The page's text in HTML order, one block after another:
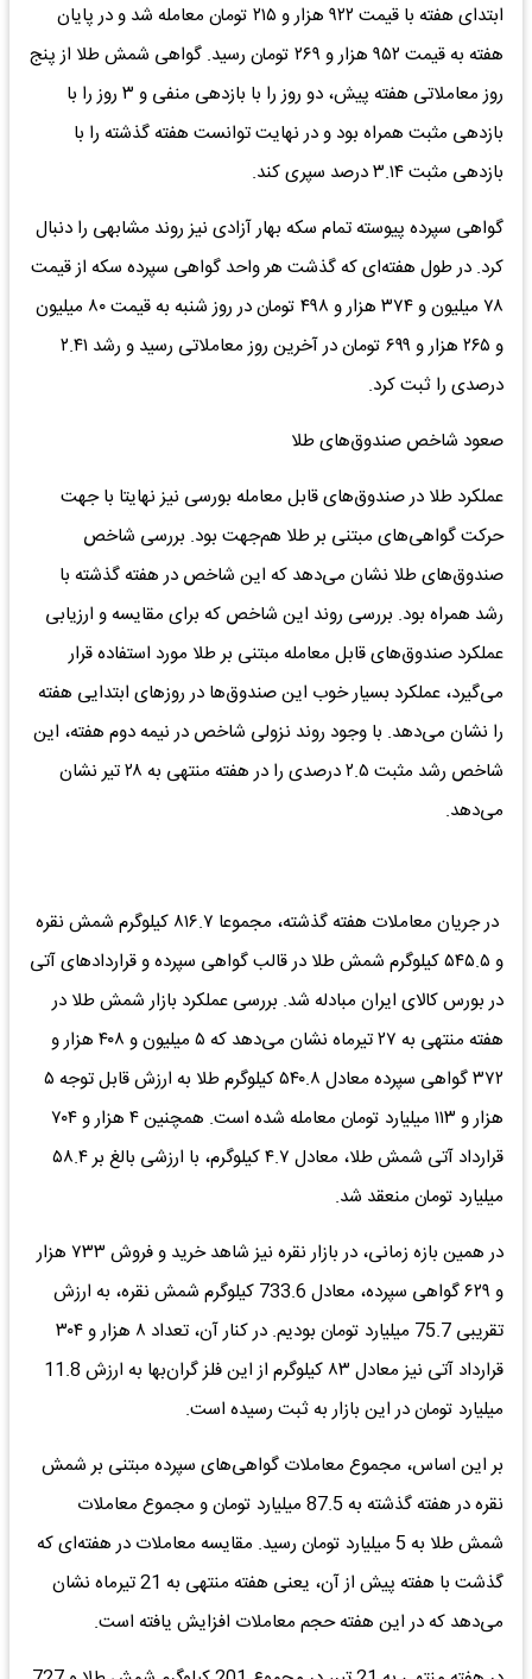
ابتدای هفته با قیمت ۹۲۲ هزار و ۲۱۵ تومان معامله شد و در پایان
هفته به قیمت ۹۵۲ هزار و ۲۶۹ تومان رسید. گواهی شمش طلا از پنج
روز معاملاتی هفته پیش، دو روز را با بازدهی منفی و ۳ روز را با
بازدهی مثبت همراه بود و در نهایت توانست هفته گذشته را با
بازدهی مثبت ۳.۱۴ درصد سپری کند.
گواهی سپرده پیوسته تمام سکه بهار آزادی نیز روند مشابهی را دنبال
کرد. در طول هفته‌‌‌ای که گذشت هر واحد گواهی سپرده سکه از قیمت
۷۸ میلیون و ۳۷۴ هزار و ۴۹۸ تومان در روز شنبه به قیمت ۸۰ میلیون
و ۲۶۵ هزار و ۶۹۹ تومان در آخرین روز معاملاتی رسید و رشد ۲.۴۱
درصدی را ثبت کرد.
صعود شاخص صندوق‌های طلا
عملکرد طلا در صندوق‌های قابل معامله بورسی نیز نهایتا با جهت
حرکت گواهی‌‌‌های مبتنی بر طلا هم‌‌‌جهت بود. بررسی شاخص‌‌‌
صندوق‌های طلا نشان می‌دهد که این شاخص در هفته گذشته با
رشد همراه بود. بررسی روند این شاخص که برای مقایسه و ارزیابی
عملکرد صندوق‌های قابل معامله مبتنی بر طلا مورد استفاده قرار
می‌گیرد، عملکرد بسیار خوب این صندوق‌ها در روزهای ابتدایی هفته
را نشان می‌دهد. با وجود روند نزولی شاخص در نیمه دوم هفته، این
شاخص رشد مثبت ۲.۵ درصدی را در هفته منتهی به ۲۸ تیر نشان
می‌دهد.
در جریان معاملات هفته گذشته، مجموعا ۸۱۶.۷ کیلوگرم شمش نقره
و ۵۴۵.۵ کیلوگرم شمش طلا در قالب گواهی سپرده و قراردادهای آتی
در بورس کالای ایران مبادله شد. بررسی عملکرد بازار شمش طلا در
هفته منتهی به ۲۷ تیرماه نشان می‌دهد که ۵ میلیون و ۴۰۸ هزار و
۳۷۲ گواهی سپرده معادل ۵۴۰.۸ کیلوگرم طلا به ارزش قابل توجه ۵
هزار و ۱۱۳ میلیارد تومان معامله شده است. همچنین ۴ هزار و ۷۰۴
قرارداد آتی شمش طلا، معادل ۴.۷ کیلوگرم، با ارزشی بالغ بر ۵۸.۴
میلیارد تومان منعقد شد.
در همین بازه زمانی، در بازار نقره نیز شاهد خرید و فروش ۷۳۳ هزار
و ۶۲۹ گواهی سپرده، معادل 733.6 کیلوگرم شمش نقره، به ارزش
تقریبی 75.7 میلیارد تومان بودیم. در کنار آن، تعداد ۸ هزار و ۳۰۴
قرارداد آتی نیز معادل ۸۳ کیلوگرم از این فلز گران‌‌‌بها به ارزش 11.8
میلیارد تومان در این بازار به ثبت رسیده است.
بر این اساس، مجموع معاملات گواهی‌‌‌های سپرده مبتنی بر شمش
نقره در هفته گذشته به 87.5 میلیارد تومان و مجموع معاملات
شمش طلا به 5 میلیارد تومان رسید. مقایسه معاملات در هفته‌‌‌ای که
گذشت با هفته پیش از آن، یعنی هفته منتهی به 21 تیرماه نشان
می‌دهد که در این هفته حجم معاملات افزایش یافته است.